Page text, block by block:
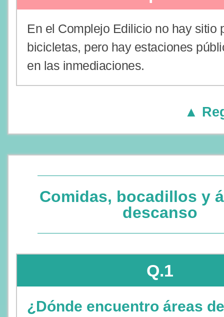
En el Complejo Edilicio no hay sitio
bicicletas, pero hay estaciones
en las inmediaciones.
▲
Comidas, bocadillos y
descanso
Q.1
¿Dónde encuentro áreas de